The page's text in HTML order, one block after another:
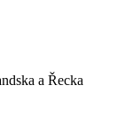
a Řecka